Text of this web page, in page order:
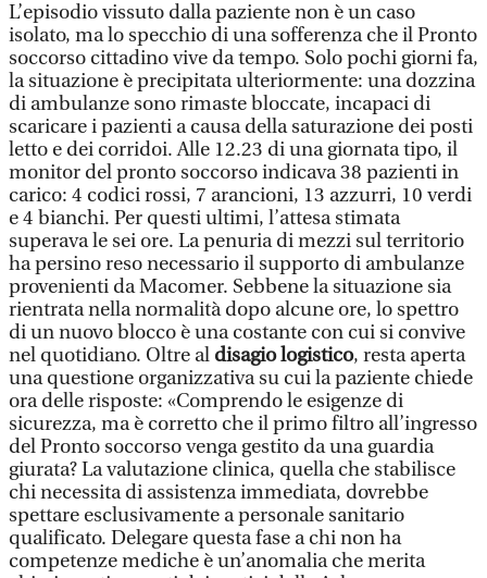
L’episodio vissuto dalla paziente non è un caso
isolato, ma lo specchio di una sofferenza che il Pronto
soccorso cittadino vive da tempo. Solo pochi giorni fa,
la situazione è precipitata ulteriormente: una dozzina
di ambulanze sono rimaste bloccate, incapaci di
scaricare i pazienti a causa della saturazione dei posti
letto e dei corridoi. Alle 12.23 di una giornata tipo, il
monitor del pronto soccorso indicava 38 pazienti in
carico: 4 codici rossi, 7 arancioni, 13 azzurri, 10 verdi
e 4 bianchi. Per questi ultimi, l’attesa stimata
superava le sei ore. La penuria di mezzi sul territorio
ha persino reso necessario il supporto di ambulanze
provenienti da Macomer. Sebbene la situazione sia
rientrata nella normalità dopo alcune ore, lo spettro
di un nuovo blocco è una costante con cui si convive
nel quotidiano. Oltre al disagio logistico, resta aperta
una questione organizzativa su cui la paziente chiede
ora delle risposte: «Comprendo le esigenze di
sicurezza, ma è corretto che il primo filtro all’ingresso
del Pronto soccorso venga gestito da una guardia
giurata? La valutazione clinica, quella che stabilisce
chi necessita di assistenza immediata, dovrebbe
spettare esclusivamente a personale sanitario
qualificato. Delegare questa fase a chi non ha
competenze mediche è un’anomalia che merita